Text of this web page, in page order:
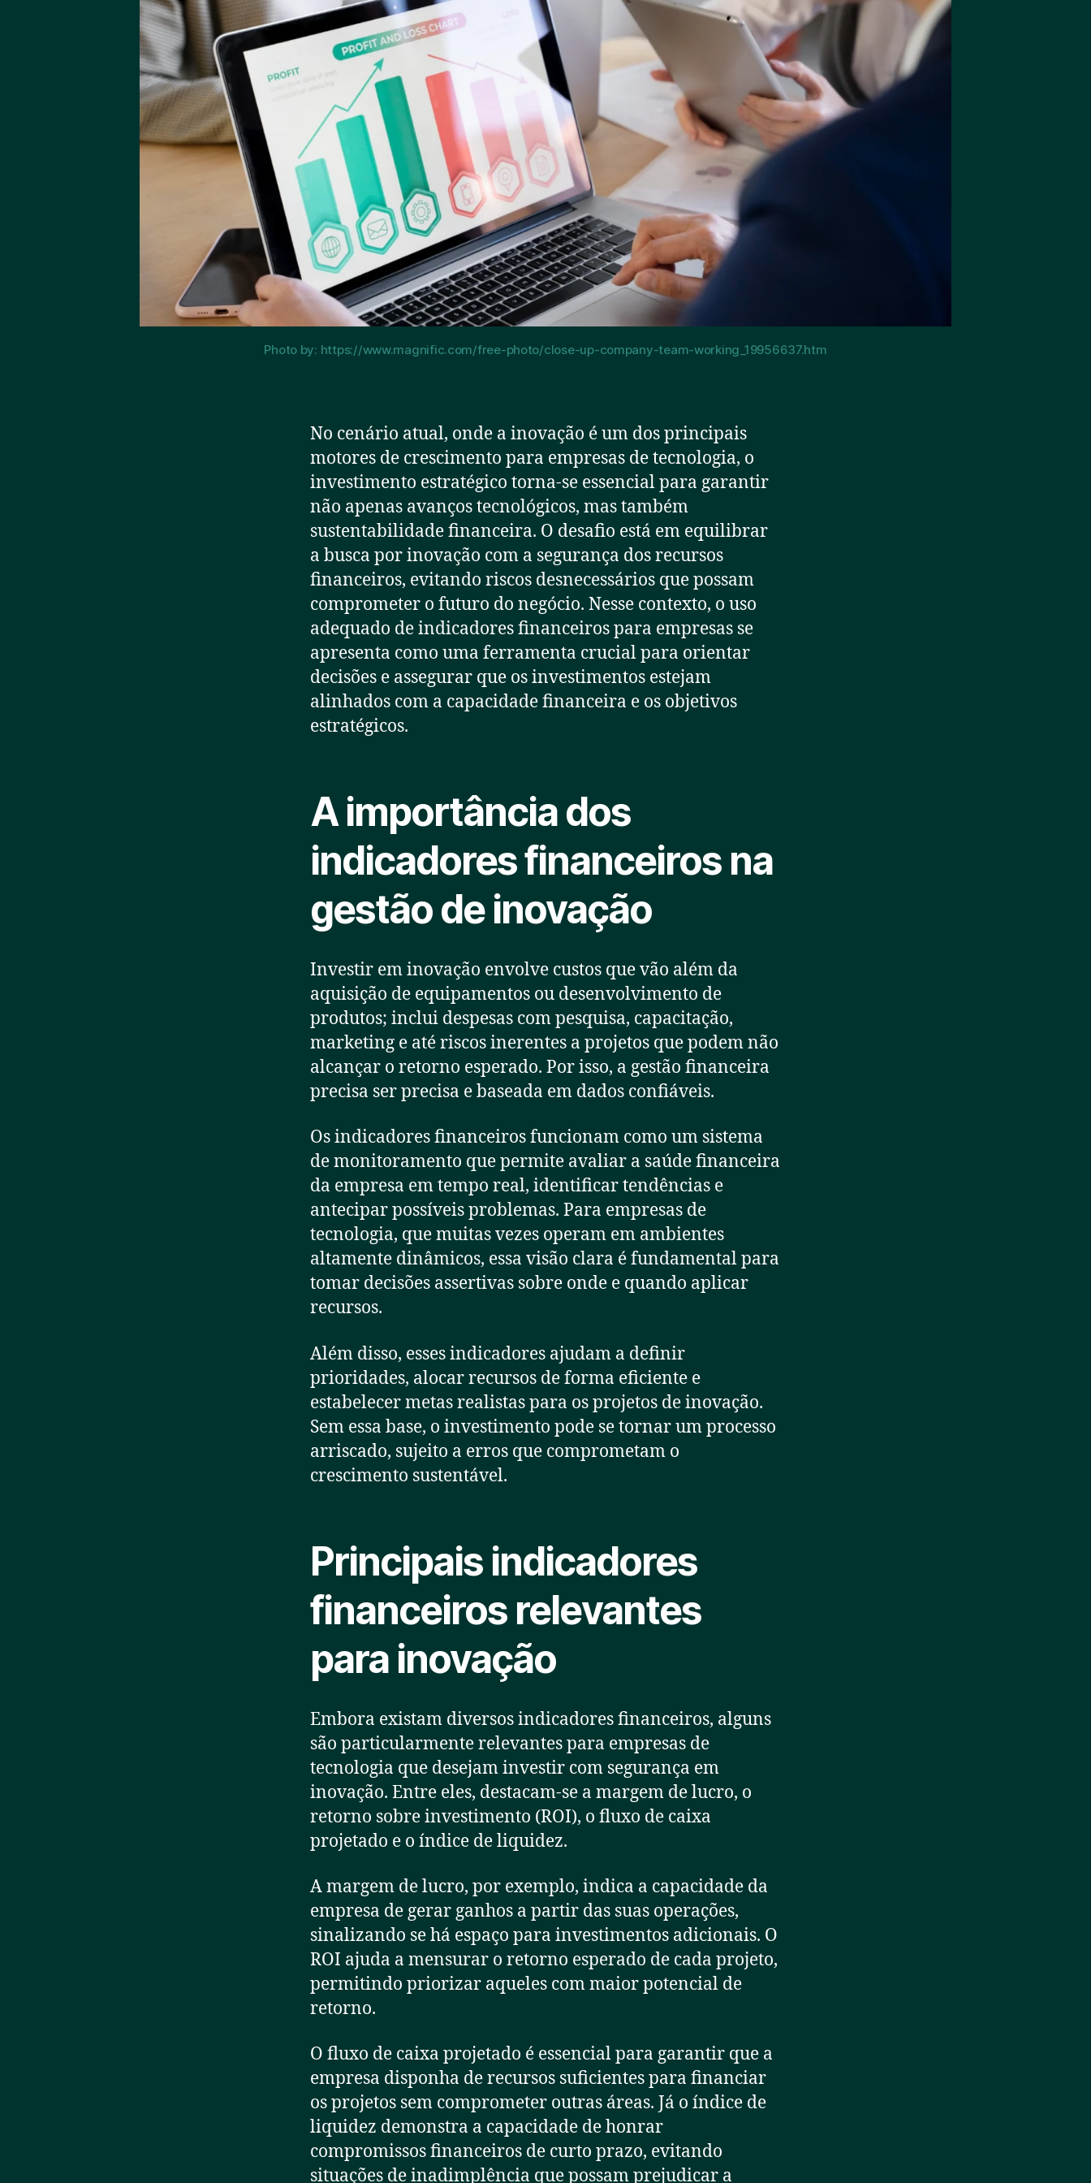
Photo by: https://www.magnific.com/free-photo/close-up-company-team-working_19956637.htm
No cenário atual, onde a inovação é um dos principais
motores de crescimento para empresas de tecnologia, o
investimento estratégico torna-se essencial para garantir
não apenas avanços tecnológicos, mas também
sustentabilidade financeira. O desafio está em equilibrar
a busca por inovação com a segurança dos recursos
financeiros, evitando riscos desnecessários que possam
comprometer o futuro do negócio. Nesse contexto, o uso
adequado de indicadores financeiros para empresas se
apresenta como uma ferramenta crucial para orientar
decisões e assegurar que os investimentos estejam
alinhados com a capacidade financeira e os objetivos
estratégicos.
A importância dos
indicadores financeiros na
gestão de inovação
Investir em inovação envolve custos que vão além da
aquisição de equipamentos ou desenvolvimento de
produtos; inclui despesas com pesquisa, capacitação,
marketing e até riscos inerentes a projetos que podem não
alcançar o retorno esperado. Por isso, a gestão financeira
precisa ser precisa e baseada em dados confiáveis.
Os indicadores financeiros funcionam como um sistema
de monitoramento que permite avaliar a saúde financeira
da empresa em tempo real, identificar tendências e
antecipar possíveis problemas. Para empresas de
tecnologia, que muitas vezes operam em ambientes
altamente dinâmicos, essa visão clara é fundamental para
tomar decisões assertivas sobre onde e quando aplicar
recursos.
Além disso, esses indicadores ajudam a definir
prioridades, alocar recursos de forma eficiente e
estabelecer metas realistas para os projetos de inovação.
Sem essa base, o investimento pode se tornar um processo
arriscado, sujeito a erros que comprometam o
crescimento sustentável.
Principais indicadores
financeiros relevantes
para inovação
Embora existam diversos indicadores financeiros, alguns
são particularmente relevantes para empresas de
tecnologia que desejam investir com segurança em
inovação. Entre eles, destacam-se a margem de lucro, o
retorno sobre investimento (ROI), o fluxo de caixa
projetado e o índice de liquidez.
A margem de lucro, por exemplo, indica a capacidade da
empresa de gerar ganhos a partir das suas operações,
sinalizando se há espaço para investimentos adicionais. O
ROI ajuda a mensurar o retorno esperado de cada projeto,
permitindo priorizar aqueles com maior potencial de
retorno.
O fluxo de caixa projetado é essencial para garantir que a
empresa disponha de recursos suficientes para financiar
os projetos sem comprometer outras áreas. Já o índice de
liquidez demonstra a capacidade de honrar
compromissos financeiros de curto prazo, evitando
situações de inadimplência que possam prejudicar a